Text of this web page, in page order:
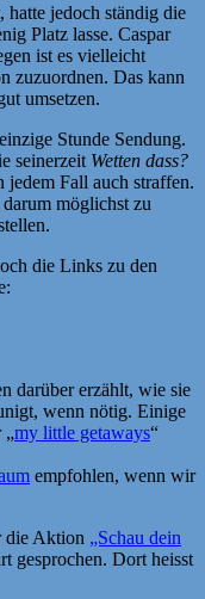
jedoch ständig die
Platz lasse. Caspar
ist es vielleicht
zuzuordnen. Das kann
umsetzen.
Stunde Sendung.
seinerzeit Wetten dass?
Fall auch straffen.
möglichst zu
die Links zu den
darüber erzählt, wie sie
wenn nötig. Einige
„my little getaways“
empfohlen, wenn wir
die Aktion „Schau dein
gesprochen. Dort heisst